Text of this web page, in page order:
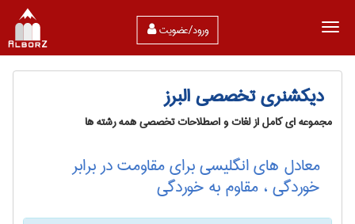
ورود/عضویت
دیکشنری تخصصی البرز
مجموعه ای کامل از لغات و اصطلاحات تخصصی همه رشته ها
معادل های انگلیسی برای مقاومت در برابر
خوردگی ، مقاوم به خوردگی